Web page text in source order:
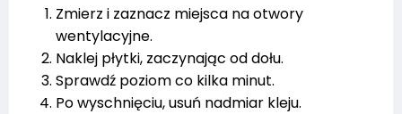
Zmierz i zaznacz miejsca na otwory
wentylacyjne.
Naklej płytki, zaczynając od dołu.
Sprawdź poziom co kilka minut.
Po wyschnięciu, usuń nadmiar kleju.